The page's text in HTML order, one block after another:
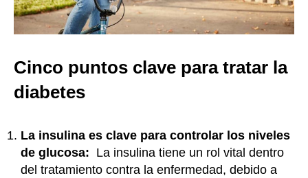
Cinco puntos clave para tratar la
diabetes
La insulina es clave para controlar los niveles
de glucosa: La insulina tiene un rol vital dentro
del tratamiento contra la enfermedad, debido a